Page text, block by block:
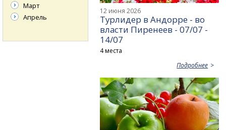
12 июня 2026
Турлидер в Андорре - во
власти Пиренеев - 07/07 -
14/07
4 места
Подробнее
Март
Апрель